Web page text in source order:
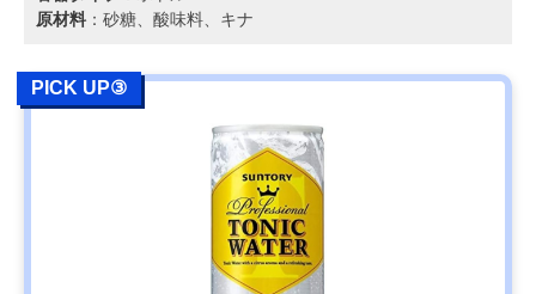
原材料 ：砂糖、酸味料、キナ
PICK UP③